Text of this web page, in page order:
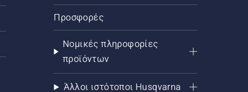
Προσφορές
Νομικές πληροφορίες
προϊόντων
Άλλοι ιστότοποι Husqvarna